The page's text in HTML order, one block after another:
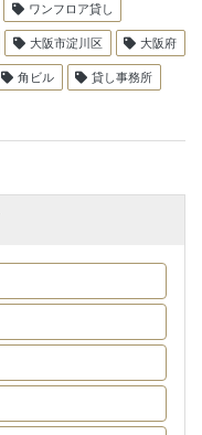
ワンフロア貸し
大阪市淀川区 大阪府
角ビル 貸し事務所